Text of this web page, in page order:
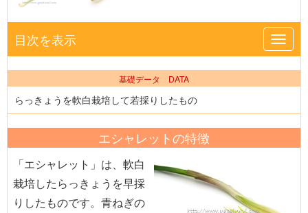
目次を表示
基礎データ DATA
らっきょうを軟白栽培して若採りしたもの
エシャレットの特徴
「エシャレット」は、軟白
栽培したらっきょうを早採
りしたものです。青ねぎの